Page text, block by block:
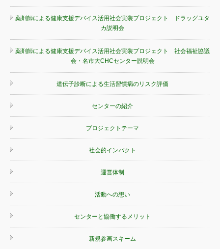
薬剤師による健康支援デバイス活用社会実装プロジェクト ドラッグユタ
カ説明会
薬剤師による健康支援デバイス活用社会実装プロジェクト 社会福祉協議
会・名市大CHCセンター説明会
遺伝子診断による生活習慣病のリスク評価
センターの紹介
プロジェクトテーマ
社会的インパクト
運営体制
活動への想い
センターと協働するメリット
新規参画スキーム